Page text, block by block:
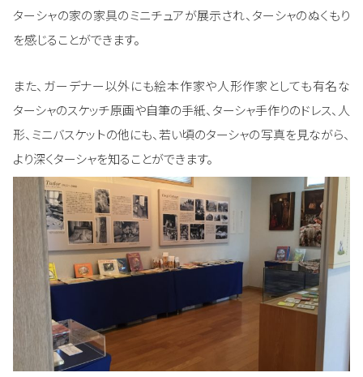
ターシャの家の家具のミニチュアが展示され、ターシャのぬくもり
を感じることができます。
また、ガーデナー以外にも絵本作家や人形作家としても有名な
ターシャのスケッチ原画や自筆の手紙、ターシャ手作りのドレス、人
形、ミニバスケットの他にも、若い頃のターシャの写真を見ながら、
より深くターシャを知ることができます。